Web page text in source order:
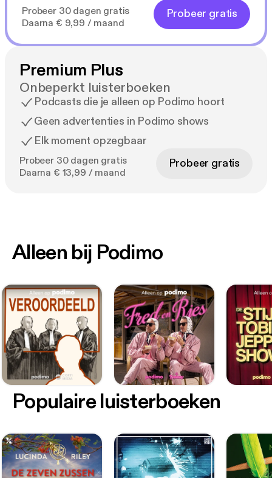
Probeer 30 dagen gratis
Daarna € 9,99 / maand
Probeer gratis
Premium Plus
Onbeperkt luisterboeken
Podcasts die je alleen op Podimo hoort
Geen advertenties in Podimo shows
Elk moment opzegbaar
Probeer 30 dagen gratis
Daarna € 13,99 / maand
Probeer gratis
Alleen bij Podimo
Populaire luisterboeken